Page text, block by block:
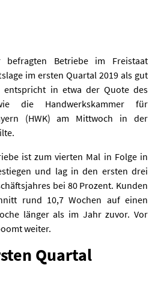
Betriebe im Freistaat
im ersten Quartal 2019 als gut
entspricht in etwa der Quote des
die Handwerkskammer für
(HWK) am Mittwoch in der
ist zum vierten Mal in Folge in
und lag in den ersten drei
bei 80 Prozent. Kunden
rund 10,7 Wochen auf einen
länger als im Jahr zuvor. Vor
weiter.
Quartal